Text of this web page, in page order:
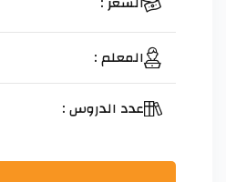
المعلم :
عدد الدروس :